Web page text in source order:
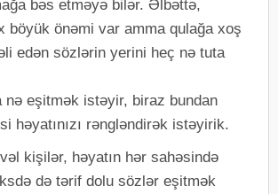
bəs etməyə bilər. Əlbəttə,
böyük önəmi var amma qulağa xoş
edən sözlərin yerini heç nə tuta
nə eşitmək istəyir, biraz bundan
həyatınızı rəngləndirək istəyirik.
kişilər, həyatın hər sahəsində
də tərif dolu sözlər eşitmək